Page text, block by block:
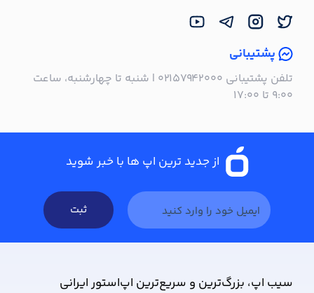
پشتیبانی
تلفن پشتیبانی ۰۲۱۵۷۹۴۲۰۰۰ | شنبه تا چهارشنبه، ساعت
۹:۰۰ تا ۱۷:۰۰
از جدید ترین اپ ها با خبر شوید
ثبت
سیب ‌اپ، بزرگ‌ترین و سریع‌ترین اپ‌استور ایرانی